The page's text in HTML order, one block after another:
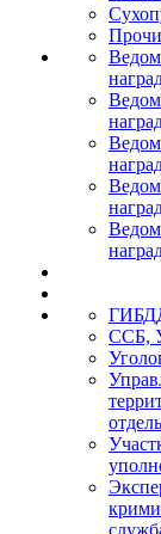
ССБ,